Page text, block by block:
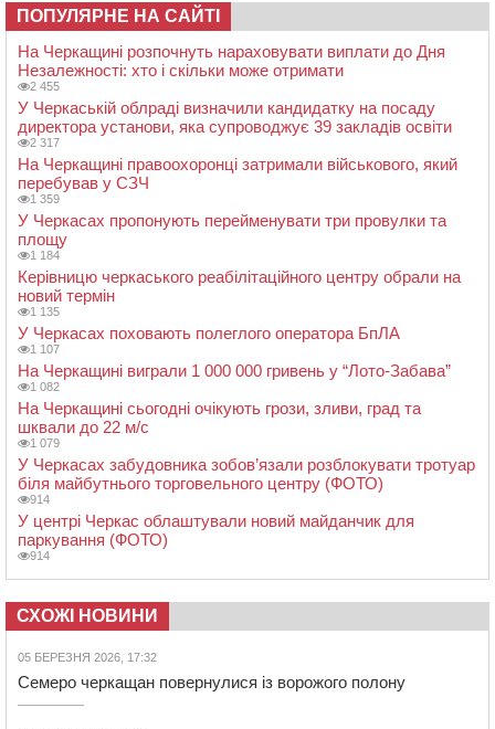
ПОПУЛЯРНЕ НА САЙТІ
На Черкащині розпочнуть нараховувати виплати до Дня
Незалежності: хто і скільки може отримати
2 455
У Черкаській облраді визначили кандидатку на посаду
директора установи, яка супроводжує 39 закладів освіти
2 317
На Черкащині правоохоронці затримали військового, який
перебував у СЗЧ
1 359
У Черкасах пропонують перейменувати три провулки та
площу
1 184
Керівницю черкаського реабілітаційного центру обрали на
новий термін
1 135
У Черкасах поховають полеглого оператора БпЛА
1 107
На Черкащині виграли 1 000 000 гривень у “Лото-Забава”
1 082
На Черкащині сьогодні очікують грози, зливи, град та
шквали до 22 м/с
1 079
У Черкасах забудовника зобов’язали розблокувати тротуар
біля майбутнього торговельного центру (ФОТО)
914
У центрі Черкас облаштували новий майданчик для
паркування (ФОТО)
914
СХОЖІ НОВИНИ
05 БЕРЕЗНЯ 2026, 17:32
Семеро черкащан повернулися із ворожого полону